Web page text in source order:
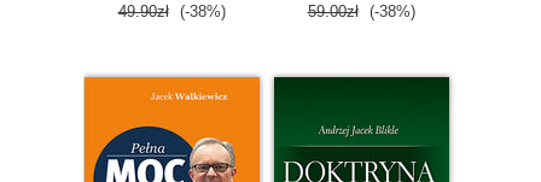
49.90zł (-38%) 59.00zł (-38%)